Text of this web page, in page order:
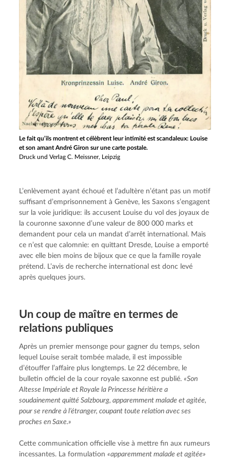
Le fait qu’ils montrent et célèbrent leur intimité est scandaleux: Louise
et son amant André Giron sur une carte postale.
Druck und Verlag C. Meissner, Leipzig
L’enlèvement ayant échoué et l’adultère n’étant pas un motif
suffisant d’emprisonnement à Genève, les Saxons s’engagent
sur la voie juridique: ils accusent Louise du vol des joyaux de
la couronne saxonne d’une valeur de 800 000 marks et
demandent pour cela un mandat d’arrêt international. Mais
ce n’est que calomnie: en quittant Dresde, Louise a emporté
avec elle bien moins de bijoux que ce que la famille royale
prétend. L’avis de recherche international est donc levé
après quelques jours.
Un coup de maître en termes de
relations publiques
Après un premier mensonge pour gagner du temps, selon
lequel Louise serait tombée malade, il est impossible
d’étouffer l’affaire plus longtemps. Le 22 décembre, le
bulletin officiel de la cour royale saxonne est publié. «Son
Altesse Impériale et Royale la Princesse héritière a
soudainement quitté Salzbourg, apparemment malade et agitée,
pour se rendre à l’étranger, coupant toute relation avec ses
proches en Saxe.»
Cette communication officielle vise à mettre fin aux rumeurs
incessantes. La formulation «apparemment malade et agitée»